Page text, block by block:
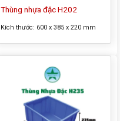
Thùng nhựa đặc H202
Kích thước: 600 x 385 x 220 mm